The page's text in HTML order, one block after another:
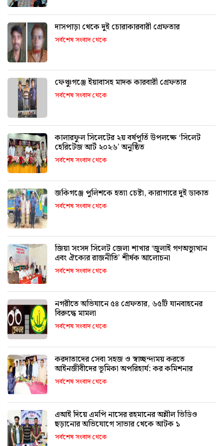
দাসপাড়া থেকে দুই চোরাকারবারী গ্রেফতার
সর্বশেষ সংবাদ থেকে
ফেঞ্চুগঞ্জে ইয়াবাসহ মাদক কারবারী গ্রেফতার
সর্বশেষ সংবাদ থেকে
কালারফুল সিলেটের ২য় বর্ষপূর্তি উপলক্ষে ‘সিলেট
হেরিটেজ আর্ট ২০২৬’ অনুষ্ঠিত
সর্বশেষ সংবাদ থেকে
জকিগঞ্জে পুলিশকে হত্যা চেষ্টা, কারাগারে দুই ডাকাত
সর্বশেষ সংবাদ থেকে
জিয়া সংসদ সিলেট জেলা শাখার ‘জুলাই গণঅভ্যুত্থান
এবং ঐক্যের রাজনীতি’ শীর্ষক আলোচনা
সর্বশেষ সংবাদ থেকে
নগরীতে অভিযানে ৫৪ গ্রেফতার, ৬৫টি যানবাহনের
বিরুদ্ধে মামলা
সর্বশেষ সংবাদ থেকে
করদাতাদের সেবা সহজ ও স্বাচ্ছন্দ্যময় করতে
আইনজীবীদের ভূমিকা অপরিহার্য: কর কমিশনার
সর্বশেষ সংবাদ থেকে
এআই দিয়ে এমপি নাসের রহমানের অশ্লীল ভিডিও
ছড়ানোর অভিযোগে সাভার থেকে আটক ১
সর্বশেষ সংবাদ থেকে